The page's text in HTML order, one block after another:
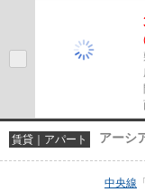
賃貸｜アパート アーシ
中央線 「